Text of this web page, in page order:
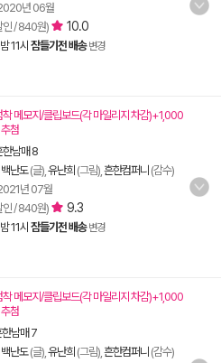
년 06월
인 / 840원) 10.0
11시 잠들기전 배송 변경
착 메모지/클립보드(각 마일리지 차감)+1,000
첨
한남매 8
백난도(글), 유난희 (그림), 흔한컴퍼니 (감수)
년 07월
인 / 840원) 9.3
11시 잠들기전 배송 변경
착 메모지/클립보드(각 마일리지 차감)+1,000
첨
남매 7
백난도(글), 유난희 (그림), 흔한컴퍼니 (감수)